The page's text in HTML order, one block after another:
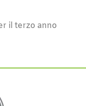
il terzo anno